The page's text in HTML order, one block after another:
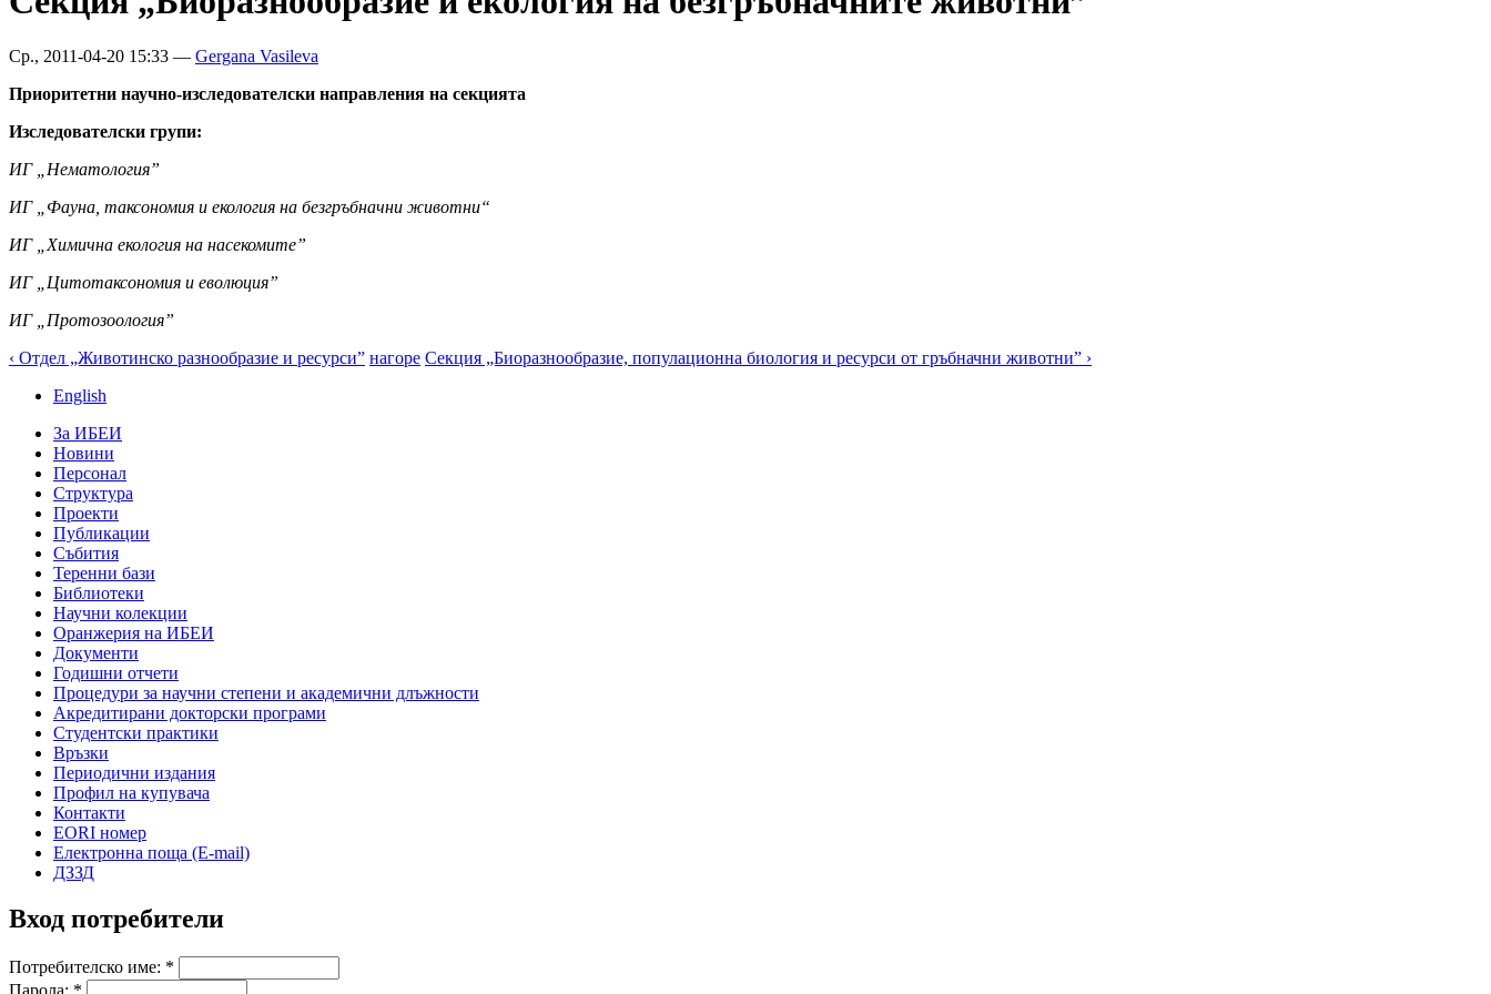
Ср., 2011-04-20 15:33 — Gergana Vasileva
Приоритетни научно-изследователски направления на секцията
Изследователски групи:
ИГ „Нематология”
ИГ „Фауна, таксономия и екология на безгръбначни животни“
ИГ „Химична екология на насекомите”
ИГ „Цитотаксономия и еволюция”
ИГ „Протозоология”
‹ Отдел „Животинско разнообразие и ресурси” нагоре Секция „Биоразнообразие, популационна биология и ресурси от гръбначни животни” ›
English
За ИБЕИ
Новини
Персонал
Структура
Проекти
Публикации
Събития
Теренни бази
Библиотеки
Научни колекции
Оранжерия на ИБЕИ
Документи
Годишни отчети
Процедури за научни степени и академични длъжности
Акредитирани докторски програми
Студентски практики
Връзки
Периодични издания
Профил на купувача
Контакти
EORI номер
Електронна поща (E-mail)
ДЗЗД
Вход потребители
Потребителско име: *